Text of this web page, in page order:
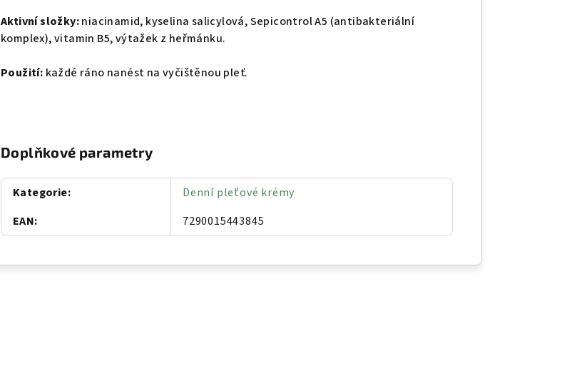
Aktivní složky:niacinamid, kyselina salicylová, Sepicontrol А5 (antibakteriální
komplex), vitamin В5, výtažek z heřmánku.
Použití: každé ráno nanést na vyčištěnou pleť.
Doplňkové parametry
Kategorie:
Denní pleťové krémy
EAN: 7290015443845